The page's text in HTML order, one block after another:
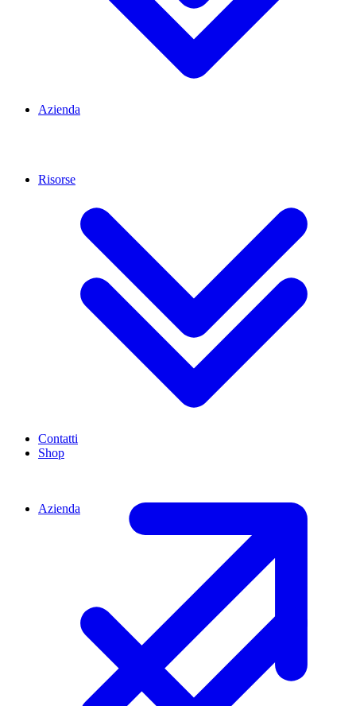
Azienda
Contatti
Shop
Risorse
Azienda